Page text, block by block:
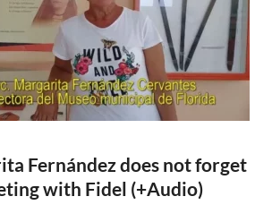
Fernández does not forget
with Fidel (+Audio)